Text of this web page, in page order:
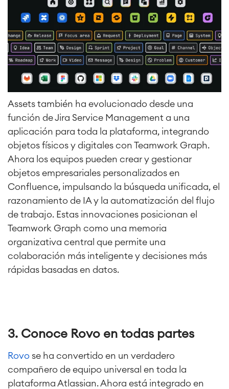
Assets también ha evolucionado desde una
función de Jira Service Management a una
aplicación para toda la plataforma, integrando
objetos físicos y digitales con Teamwork Graph.
Ahora los equipos pueden crear y gestionar
objetos empresariales personalizados en
Confluence, impulsando la búsqueda unificada, el
razonamiento de IA y la automatización del flujo
de trabajo. Estas innovaciones posicionan el
Teamwork Graph como una memoria
organizativa central que permite una
colaboración más inteligente y decisiones más
rápidas basadas en datos.
3. Conoce Rovo en todas partes
Rovo se ha convertido en un verdadero
compañero de equipo universal en toda la
plataforma Atlassian. Ahora está integrado en